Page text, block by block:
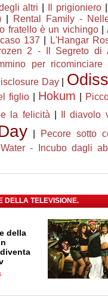
altri Il prigioniero
|
Rental Family -
fratello è un vichingo|
caso 137
L'Hangar
2 - Il Segreto di
per ricominciare
Day|
figlio| Hokum
la felicità
Il diavolo
Pecore sotto
- Incubo dagli
DELLA TELEVISIONE.
della